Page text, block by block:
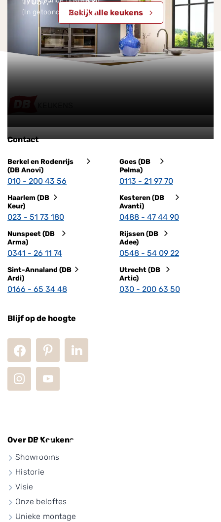
Hotel chique
(In getoonde opstelling)Bekijk alle keukens
Contact
Berkel en Rodenrijs
(DB Anovi)
010 - 200 43 56
Goes (DB
Pelma)
0113 - 21 97 70
Haarlem (DB
Keur)
023 - 51 73 180
Kesteren (DB
Avanti)
0488 - 47 44 90
Nunspeet (DB
Arma)
0341 - 26 11 74
Rijssen (DB
Adee)
0548 - 54 09 22
Sint-Annaland (DB
Ardi)
0166 - 65 34 48
Utrecht (DB
Artic)
030 - 200 63 50
Blijf op de hoogte
Over DB Keukens
Showrooms
Historie
Visie
Onze beloftes
Unieke montage